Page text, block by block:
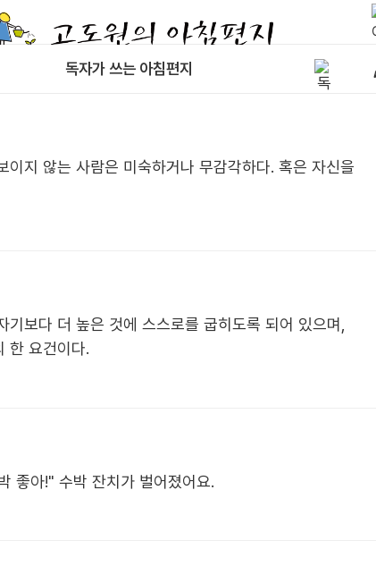
독자가 쓰는 아침편지
이지 않는 사람은 미숙하거나 무감각하다. 혹은 자신을
기보다 더 높은 것에 스스로를 굽히도록 되어 있으며,
한 요건이다.
좋아!" 수박 잔치가 벌어졌어요.